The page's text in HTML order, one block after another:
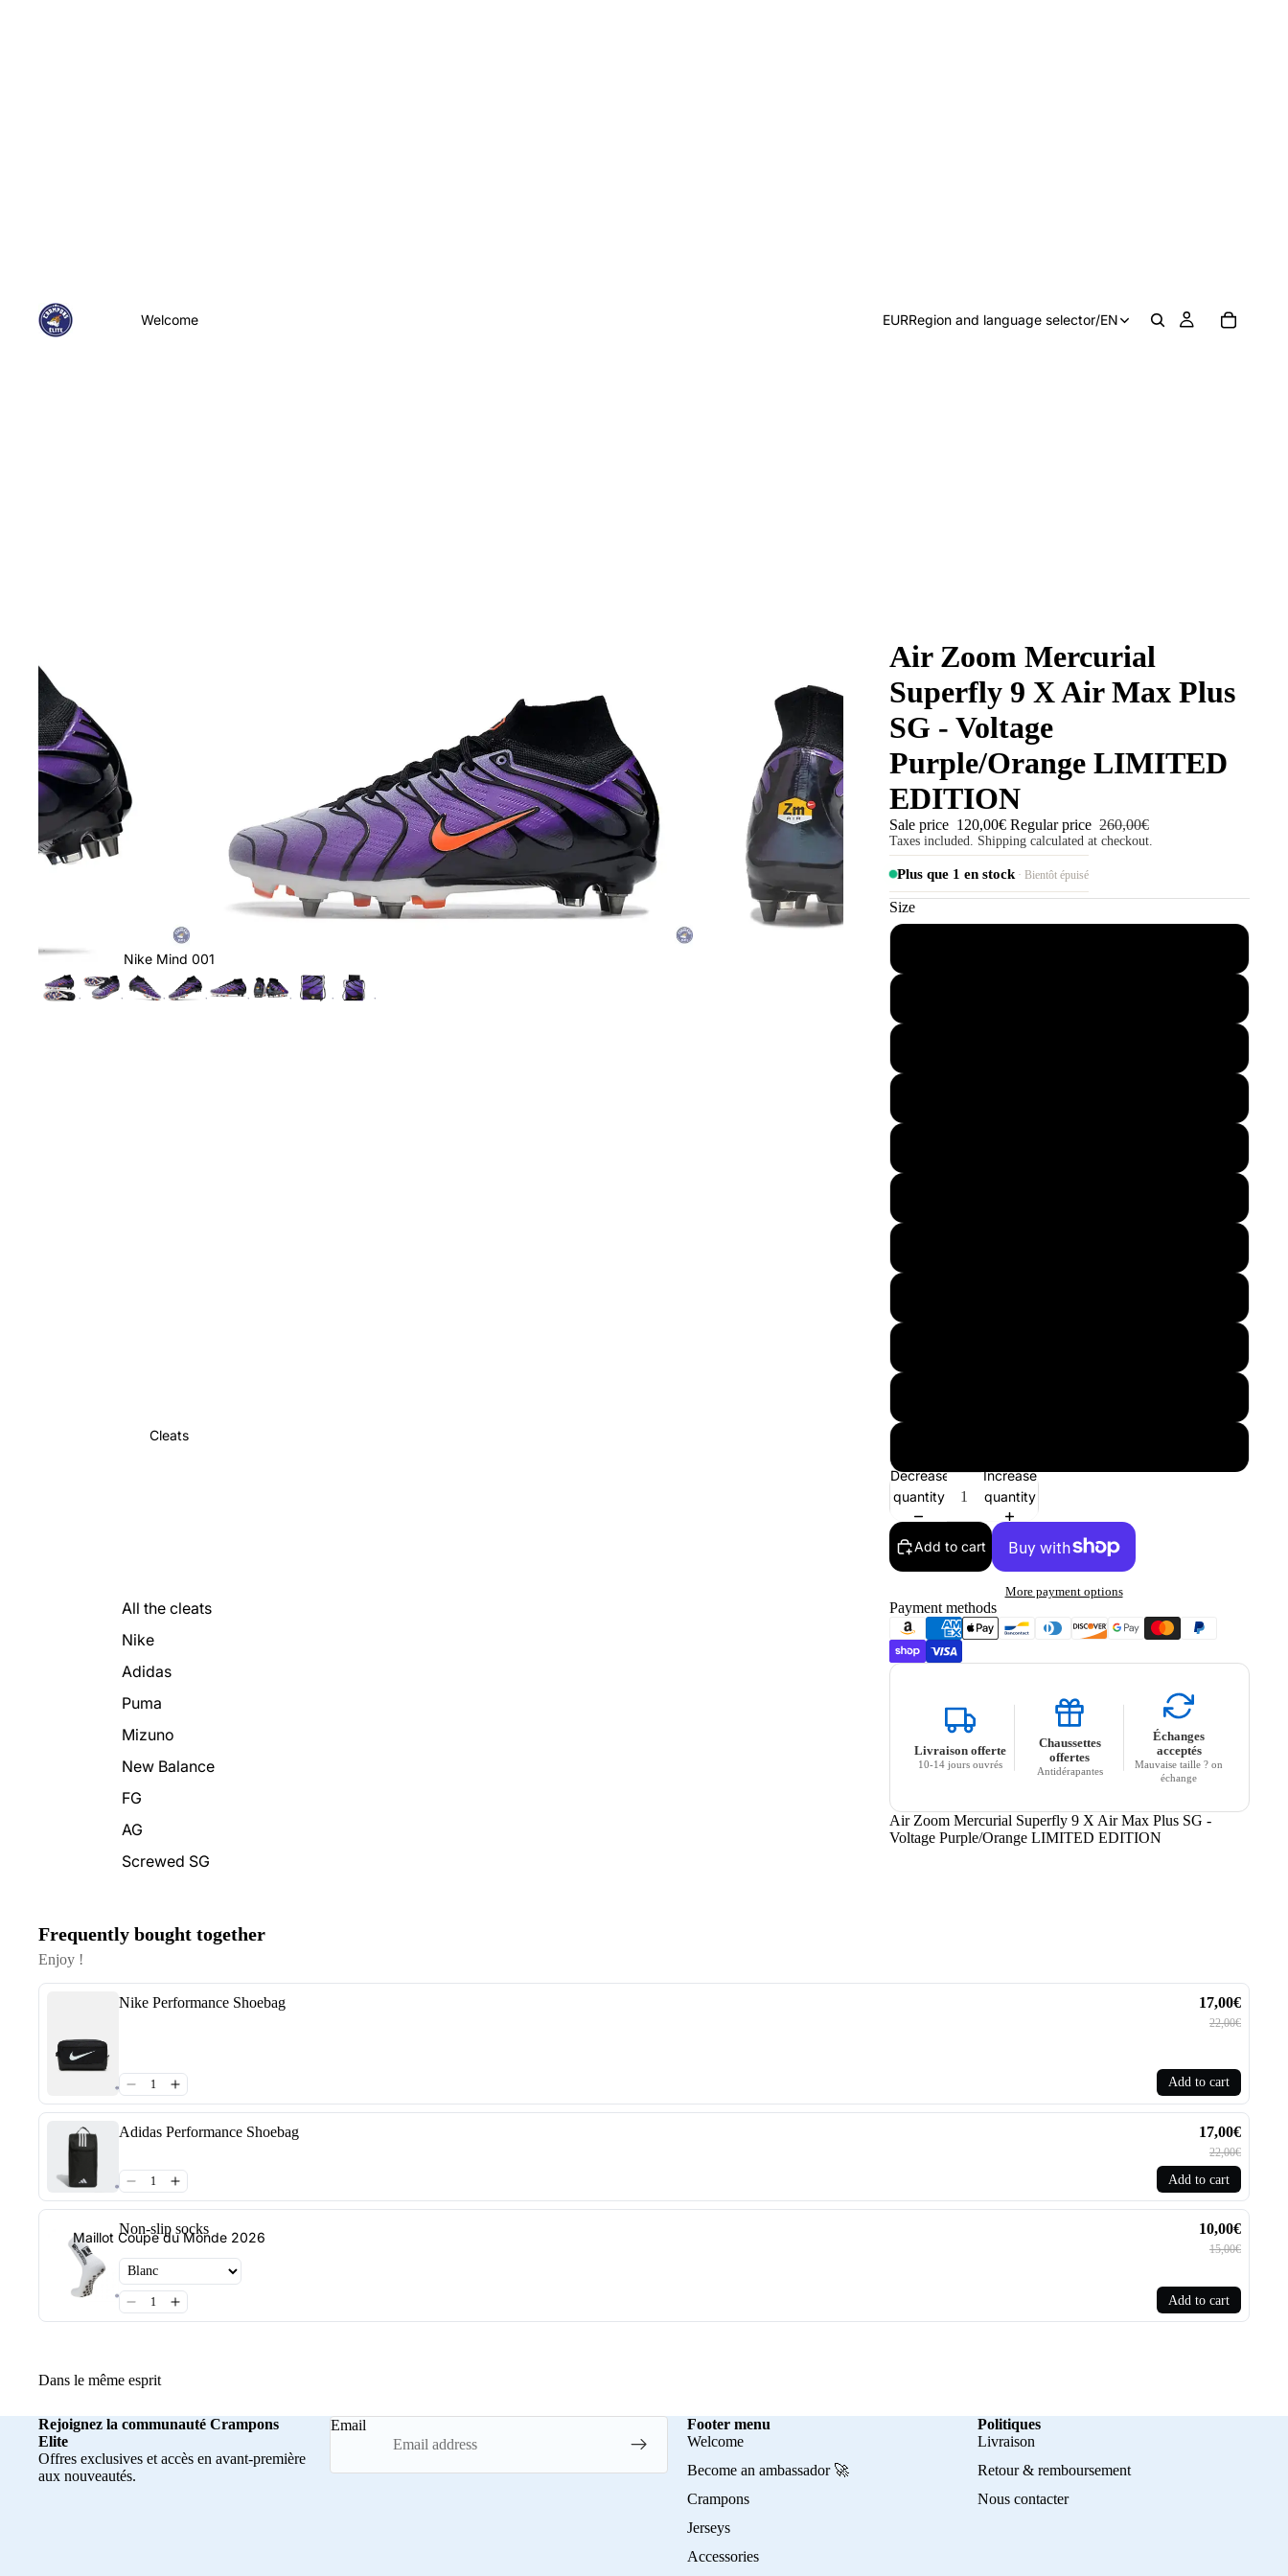
Welcome
Nike Mind 001
Cleats
All the cleats
Nike
Adidas
Puma
Mizuno
New Balance
FG
AG
Screwed SG
Maillot Coupe du Monde 2026
EURRegion and language selector/EN
Air Zoom Mercurial
Superfly 9 X Air Max Plus
SG - Voltage
Purple/Orange LIMITED
EDITION
Sale price 120,00€ Regular price 260,00€
Taxes included. Shipping calculated at checkout.
Plus que 1 en stock· Bientôt épuisé
Size
Decrease
quantity
Increase
quantity
Add to cart
More payment options
Payment methods
Livraison offerte
10-14 jours ouvrés
Chaussettes
offertes
Antidérapantes
Échanges
acceptés
Mauvaise taille ? on
échange
Air Zoom Mercurial Superfly 9 X Air Max Plus SG -
Voltage Purple/Orange LIMITED EDITION
Frequently bought together
Enjoy !
Nike Performance Shoebag 17,00€
22,00€
Add to cart
Adidas Performance Shoebag 17,00€
22,00€
Add to cart
Non-slip socks 10,00€
15,00€
Add to cart
Dans le même esprit
Rejoignez la communauté Crampons
Elite
Offres exclusives et accès en avant-première
aux nouveautés.
Email
Footer menu
Welcome
Become an ambassador 🚀
Crampons
Jerseys
Accessories
Politiques
Livraison
Retour & remboursement
Nous contacter